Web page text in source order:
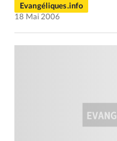
Evangéliques.info
18 Mai 2006